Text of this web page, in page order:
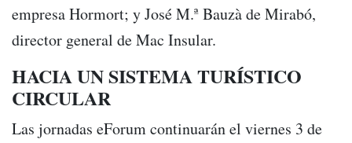
empresa Hormort; y José M.ª Bauzà de Mirabó,
director general de Mac Insular.
HACIA UN SISTEMA TURÍSTICO
CIRCULAR
Las jornadas eForum continuarán el viernes 3 de